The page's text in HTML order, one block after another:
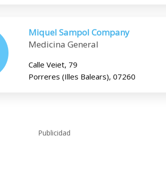
Miquel Sampol Company
Medicina General
Calle Veiet, 79
Porreres (Illes Balears), 07260
Publicidad